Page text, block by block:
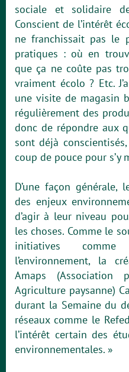
sociale et solidaire
Conscient de l’intérêt
ne franchissait pas le
pratiques : où en
que ça ne coûte pas
vraiment écolo ? Etc.
une visite de magasin
régulièrement des
donc de répondre aux
sont déjà
coup de pouce pour s’y
D’une façon générale,
des enjeux
d’agir à leur niveau
les choses. Comme le
initiatives
l’environnement, la
Amaps (Association
Agriculture paysanne)
durant la Semaine du
réseaux comme le
l’intérêt certain des
environnementales. »